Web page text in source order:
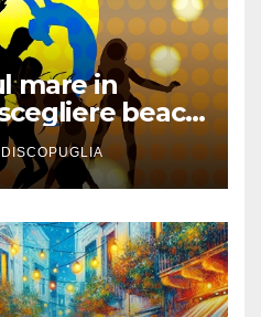
mare in
beach
DISCOPUGLIA